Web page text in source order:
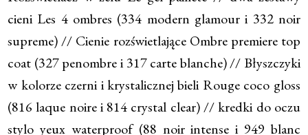
cieni Les 4 ombres (334 modern glamour i 332 noir
supreme) // Cienie rozświetlające Ombre premiere top
coat (327 penombre i 317 carte blanche) // Błyszczyki
w kolorze czerni i krystalicznej bieli Rouge coco gloss
(816 laque noire i 814 crystal clear) // kredki do oczu
stylo yeux waterproof (88 noir intense i 949 blanc